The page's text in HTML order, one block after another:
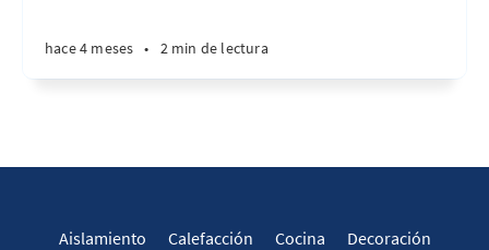
hace 4 meses • 2 min de lectura
Aislamiento Calefacción Cocina
Decoración